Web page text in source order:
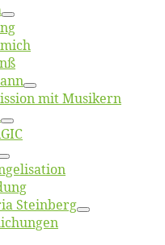
mit Musikern
Steinberg